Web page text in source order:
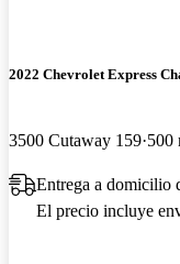
2022 Chevrolet Express
3500 Cutaway 159 500
Entrega a domicilio
El precio incluye